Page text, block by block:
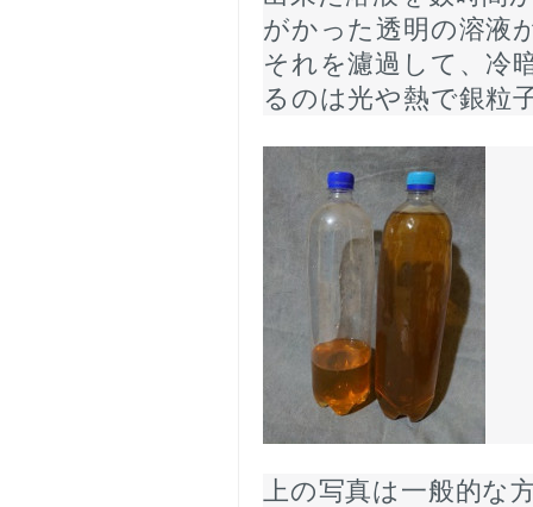
がかった透明の溶液
それを濾過して、冷
るのは光や熱で銀粒
上の写真は一般的な